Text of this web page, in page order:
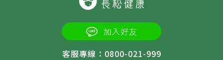
加入好友
客服專線：0800-021-999